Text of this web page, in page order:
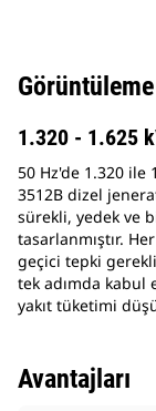
Görüntüleme
1.320 - 1.625
50 Hz'de 1.320 ile
3512B dizel
sürekli, yedek ve
tasarlanmıştır.
geçici tepki
tek adımda kabul
yakıt tüketimi
Avantajları